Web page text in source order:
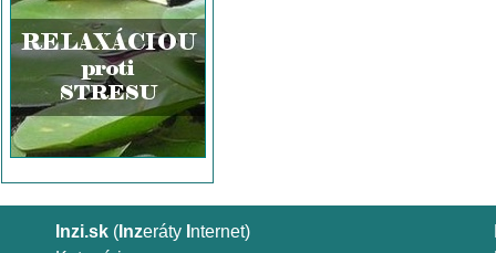
Inzi.sk ( Inzeráty nternet)